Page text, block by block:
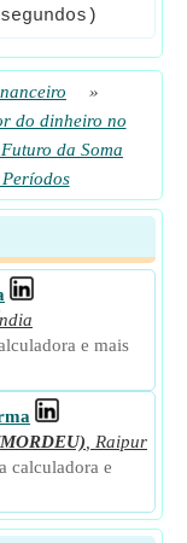
»
do dinheiro no
da Soma
e mais
Raipur
calculadora e